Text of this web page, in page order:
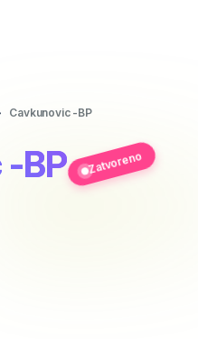
Cavkunovic -BP
BP Zatvoreno